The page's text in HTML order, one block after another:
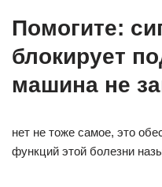
Помогите:
блокирует
машина не
нет не тоже самое, это
функций этой болезни